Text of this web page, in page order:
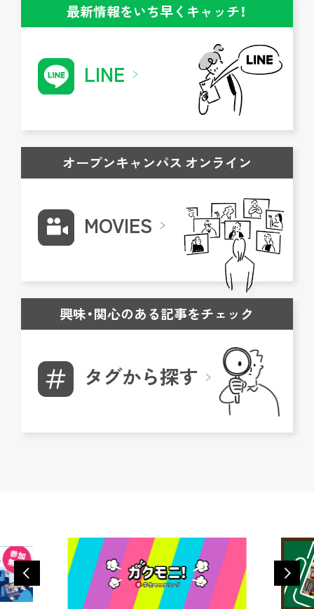
最新情報をいち早くキャッチ！
LINE
オープンキャンパス オンライン
MOVIES
興味・関心のある記事をチェック
タグから探す